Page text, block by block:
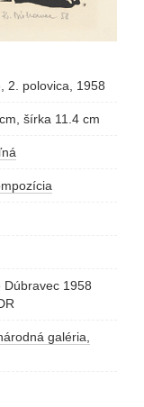
2. polovica, 1958
šírka 11.4 cm
Dúbravec 1958
galéria,